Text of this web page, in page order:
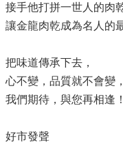
接手他打拼一世人的肉
讓金龍肉乾成為名人的
把味道傳承下去，
心不變，品質就不會變
我們期待，與您再相逢！
好市發聲